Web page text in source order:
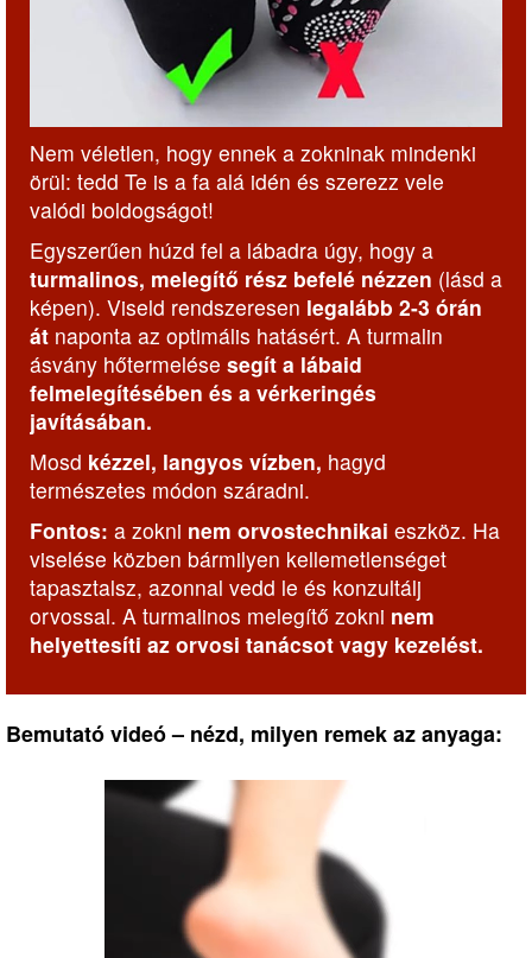
Nem véletlen, hogy ennek a zokninak mindenki
örül: tedd Te is a fa alá idén és szerezz vele
valódi boldogságot!
Egyszerűen húzd fel a lábadra úgy, hogy a
turmalinos, melegítő rész befelé nézzen (lásd a
képen). Viseld rendszeresen legalább 2-3 órán
át naponta az optimális hatásért. A turmalin
ásvány hőtermelése segít a lábaid
felmelegítésében és a vérkeringés
javításában.
Mosd kézzel, langyos vízben, hagyd
természetes módon száradni.
Fontos: a zokni nem orvostechnikai eszköz. Ha
viselése közben bármilyen kellemetlenséget
tapasztalsz, azonnal vedd le és konzultálj
orvossal. A turmalinos melegítő zokni nem
helyettesíti az orvosi tanácsot vagy kezelést.
Bemutató videó – nézd, milyen remek az anyaga: